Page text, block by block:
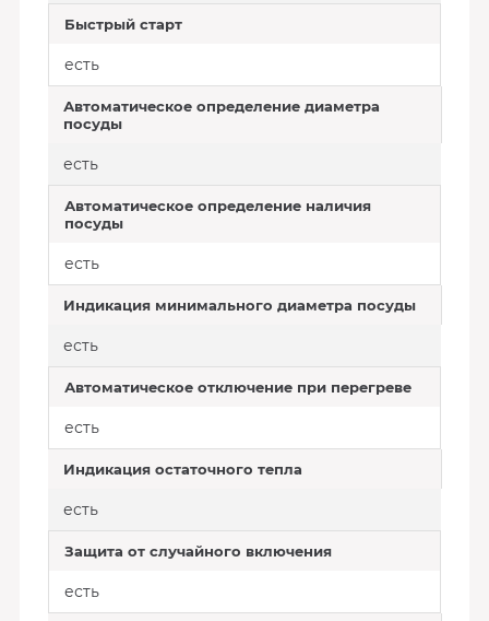
Быстрый старт
есть
Автоматическое определение диаметра
посуды
есть
Автоматическое определение наличия
посуды
есть
Индикация минимального диаметра посуды
есть
Автоматическое отключение при перегреве
есть
Индикация остаточного тепла
есть
Защита от случайного включения
есть